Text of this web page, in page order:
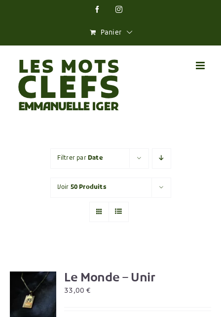
FacebookInstagram
Panier
Filtrer par Date
Voir 50 Produits
Le Monde – Unir
33,00€